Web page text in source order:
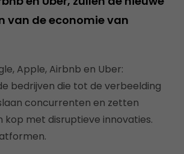
van de economie van
Apple, Airbnb en Uber:
bedrijven die tot de verbeelding
concurrenten en zetten
kop met disruptieve innovaties.